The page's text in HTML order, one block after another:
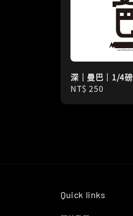
深｜曼巴｜1/4磅
Regular
NT$ 250
Quick links